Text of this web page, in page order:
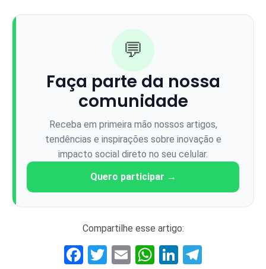
💬
Faça parte da nossa
comunidade
Receba em primeira mão nossos artigos,
tendências e inspirações sobre inovação e
impacto social direto no seu celular.
Quero participar →
Compartilhe esse artigo:
Facebook
Twitter
EmailWhatsApp
LinkedIn